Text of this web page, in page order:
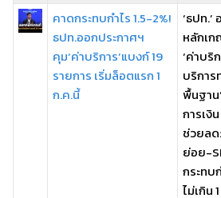
คาดกระทบกำไร 1.5-2%!
ธปท.ออกประกาศฯ
คุม‘ค่าบริการ’แบงก์ 19
รายการ เริ่มล็อตแรก 1
ก.ค.นี้
‘ธปท.’
หลักเ
‘ค่าบริ
บริการ
พื้นฐาน
การเงิ
ช่วยลด
ย่อย-
กระทบ
ไม่เกิน